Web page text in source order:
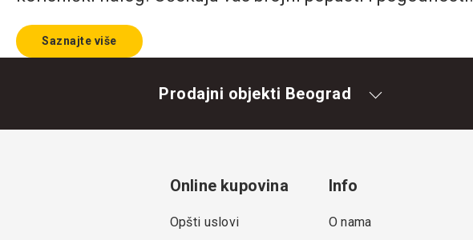
Saznajte više
Prodajni objekti Beograd
Online kupovina
Opšti uslovi
Info
O nama